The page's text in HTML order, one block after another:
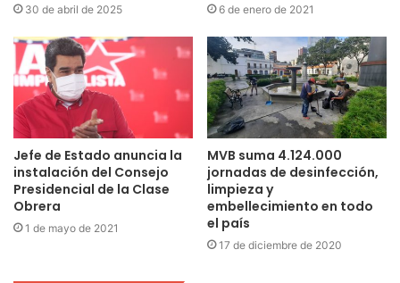
30 de abril de 2025 6 de enero de 2021
Jefe de Estado anuncia la
instalación del Consejo
Presidencial de la Clase
Obrera
1 de mayo de 2021
MVB suma 4.124.000
jornadas de desinfección,
limpieza y
embellecimiento en todo
el país
17 de diciembre de 2020